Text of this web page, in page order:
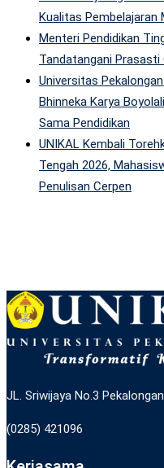
Kualitas
Menteri Pendidikan
Tandatangani Prasasti
Universitas
Bhinneka Karya
Sama Pendidikan
UNIKAL Kembali
Tengah 2026,
Penulisan Cerpen
JL. Sriwijaya No.3 Pekalongan
(0285) 421096